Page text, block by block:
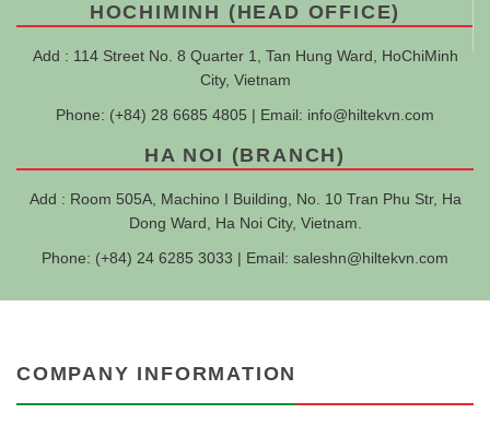
HOCHIMINH (HEAD OFFICE)
Add : 114 Street No. 8 Quarter 1, Tan Hung Ward, HoChiMinh
City, Vietnam
Phone: (+84) 28 6685 4805 | Email: info@hiltekvn.com
HA NOI (BRANCH)
Add : Room 505A, Machino I Building, No. 10 Tran Phu Str, Ha
Dong Ward, Ha Noi City, Vietnam.
Phone: (+84) 24 6285 3033 | Email: saleshn@hiltekvn.com
COMPANY INFORMATION